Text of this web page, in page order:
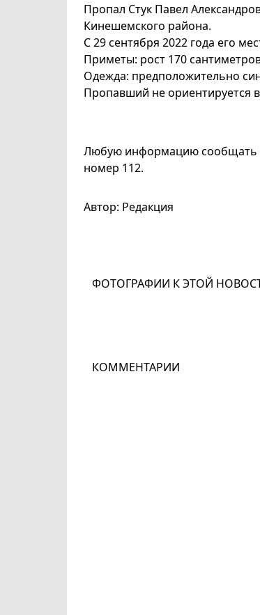
Пропал Стук Павел
Кинешемского района.
С 29 сентября 2022 года его
Приметы: рост 170
Одежда: предположительно
Пропавший не ориентируется
Любую информацию сообщать
номер 112.
Автор: Редакция
ФОТОГРАФИИ К ЭТОЙ
КОММЕНТАРИИ